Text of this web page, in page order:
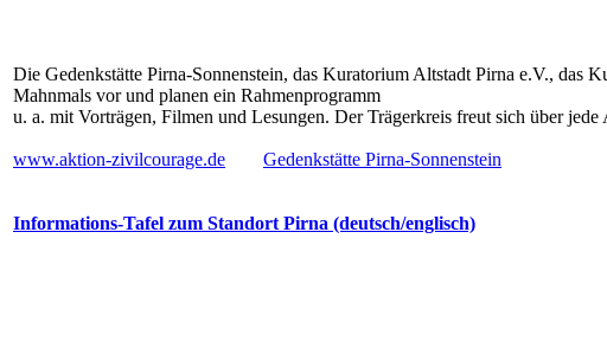
Die Gedenkstätte Pirna-Sonnenstein, das Kuratorium Altstadt Pirna e.V., das
Mahnmals vor und planen ein Rahmenprogramm
u. a. mit Vorträgen, Filmen und Lesungen. Der Trägerkreis freut sich über jede
www.aktion-zivilcourage.de Gedenkstätte Pirna-Sonnenstein
Informations-Tafel zum Standort Pirna (deutsch/englisch)